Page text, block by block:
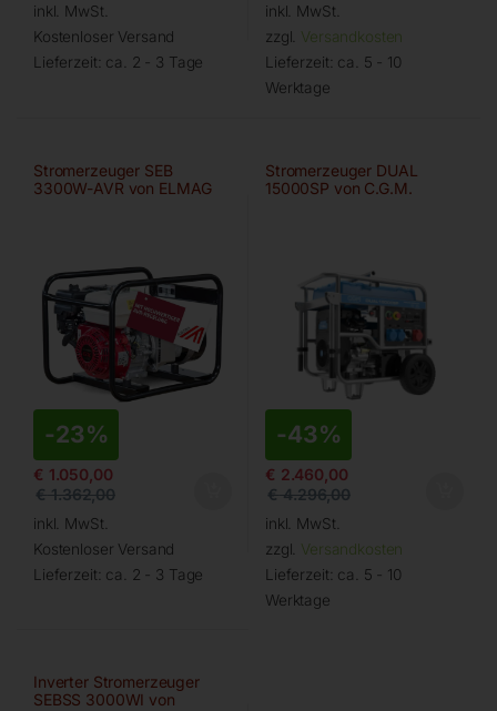
inkl. MwSt.
Kostenloser Versand
Lieferzeit: ca. 2 - 3 Tage
inkl. MwSt.
zzgl. Versandkosten
Lieferzeit: ca. 5 - 10
Werktage
Stromerzeuger SEB
3300W-AVR von ELMAG
-23%
€ 1.050,00
€1.362,00
inkl. MwSt.
Kostenloser Versand
Lieferzeit: ca. 2 - 3 Tage
Stromerzeuger DUAL
15000SP von C.G.M.
-43%
€ 2.460,00
€4.296,00
inkl. MwSt.
zzgl. Versandkosten
Lieferzeit: ca. 5 - 10
Werktage
Inverter Stromerzeuger
SEBSS 3000WI von